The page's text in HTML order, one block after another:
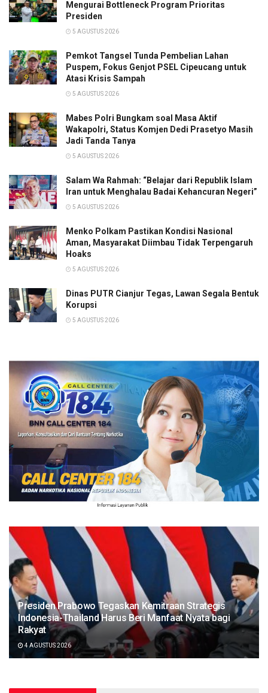
Mengurai Bottleneck Program Prioritas
Presiden
5 AGUSTUS 2026
Pemkot Tangsel Tunda Pembelian Lahan
Puspem, Fokus Genjot PSEL Cipeucang untuk
Atasi Krisis Sampah
5 AGUSTUS 2026
Mabes Polri Bungkam soal Masa Aktif
Wakapolri, Status Komjen Dedi Prasetyo Masih
Jadi Tanda Tanya
5 AGUSTUS 2026
Salam Wa Rahmah: “Belajar dari Republik Islam
Iran untuk Menghalau Badai Kehancuran Negeri”
5 AGUSTUS 2026
Menko Polkam Pastikan Kondisi Nasional
Aman, Masyarakat Diimbau Tidak Terpengaruh
Hoaks
5 AGUSTUS 2026
Dinas PUTR Cianjur Tegas, Lawan Segala Bentuk
Korupsi
5 AGUSTUS 2026
Presiden Prabowo Tegaskan Kemitraan Strategis
Indonesia-Thailand Harus Beri Manfaat Nyata bagi
Rakyat
4 AGUSTUS 2026